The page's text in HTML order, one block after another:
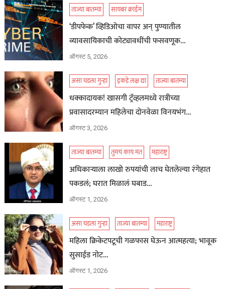
ताज्या बातम्या सायबर क्राईम
‘डीपफेक’ व्हिडिओचा वापर अन् पुण्यातील
व्यावसायिकाची कोट्यावधींची फसवणूक…
ऑगस्ट 5, 2026
असा घडला गुन्हा इकडे लक्ष द्या ताज्या बातम्या
धक्कादायक! खासगी ट्रॅव्हलमध्ये रात्रीच्या
प्रवासादरम्यान महिलेचा दोनवेळा विनयभंग…
ऑगस्ट 3, 2026
ताज्या बातम्या तुमचं काय मत महाराष्ट्र
अधिकाऱ्याला लाखो रुपयांची लाच घेतलेल्या रंगेहात
पकडलं; घरात मिळालं घबाड…
ऑगस्ट 1, 2026
असा घडला गुन्हा ताज्या बातम्या महाराष्ट्र
महिला क्रिकेटपटूची गळफास घेऊन आत्महत्या; भावूक
सुसाईड नोट…
ऑगस्ट 1, 2026